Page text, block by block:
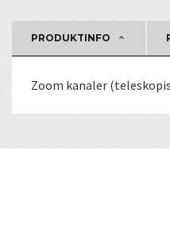
PRODUKTINFO
Zoom kanaler